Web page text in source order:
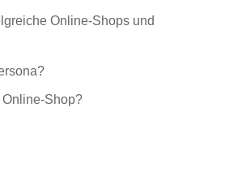
Online-Shops und
Shop?